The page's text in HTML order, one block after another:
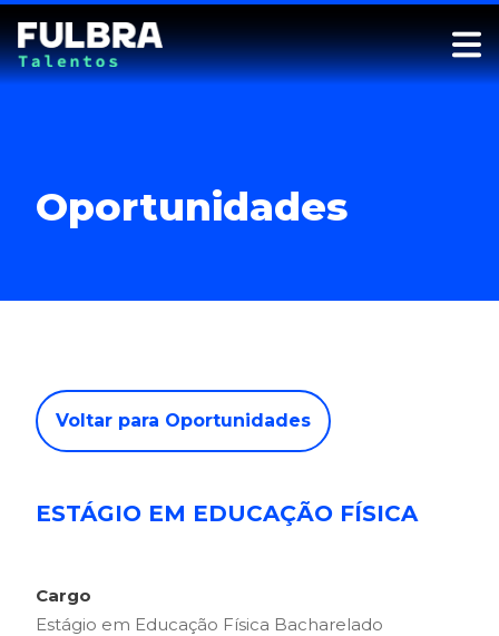
Oportunidades
Voltar para Oportunidades
ESTÁGIO EM EDUCAÇÃO FÍSICA
Cargo
Estágio em Educação Física Bacharelado